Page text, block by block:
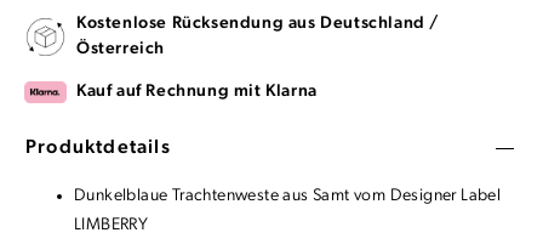
Kostenlose Rücksendung aus Deutschland /
Österreich
Kauf auf Rechnung mit Klarna
Produktdetails
Dunkelblaue Trachtenweste aus Samt vom Designer Label
LIMBERRY